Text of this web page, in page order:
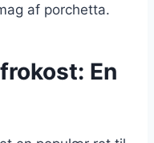
af porchetta.
En